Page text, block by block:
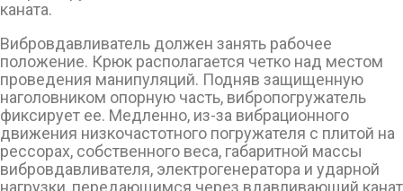
каната.
Вибровдавливатель должен занять рабочее
положение. Крюк располагается четко над местом
проведения манипуляций. Подняв защищенную
наголовником опорную часть, вибропогружатель
фиксирует ее. Медленно, из-за вибрационного
движения низкочастотного погружателя с плитой на
рессорах, собственного веса, габаритной массы
вибровдавливателя, электрогенератора и ударной
нагрузки, передающимся через вдавливающий канат